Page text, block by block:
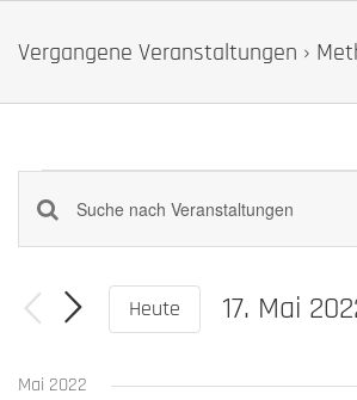
Vergangene Veranstaltungen ›
Veranstaltungen
Veranstaltungen
Suche
und
Ansichten,
Bitte
Schlüsselwort
Suche
nach
Veranstaltungen
Heute 17. Mai
Mai 2022